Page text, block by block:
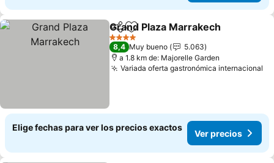
CompartirAgregar a favoritos
Grand Plaza Marrakech
4 Estrellas
8,4 Muy bueno
5.063
a 1.8 km de: Majorelle Garden
Variada oferta gastronómica internacional
Elige fechas para ver los precios exactos
Ver precios